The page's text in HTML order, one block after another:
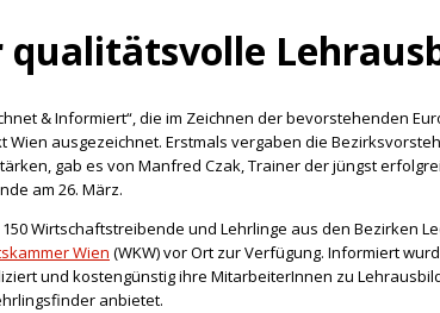
qualitätsvolle
& Informiert“, die im Zeichnen der bevorstehenden
ausgezeichnet. Erstmals vergaben die
gab es von Manfred Czak, Trainer der jüngst
am 26. März.
Wirtschaftstreibende und Lehrlinge aus den Bezirken
Wien (WKW) vor Ort zur Verfügung. Informiert
und kostengünstig ihre MitarbeiterInnen zu
anbietet.